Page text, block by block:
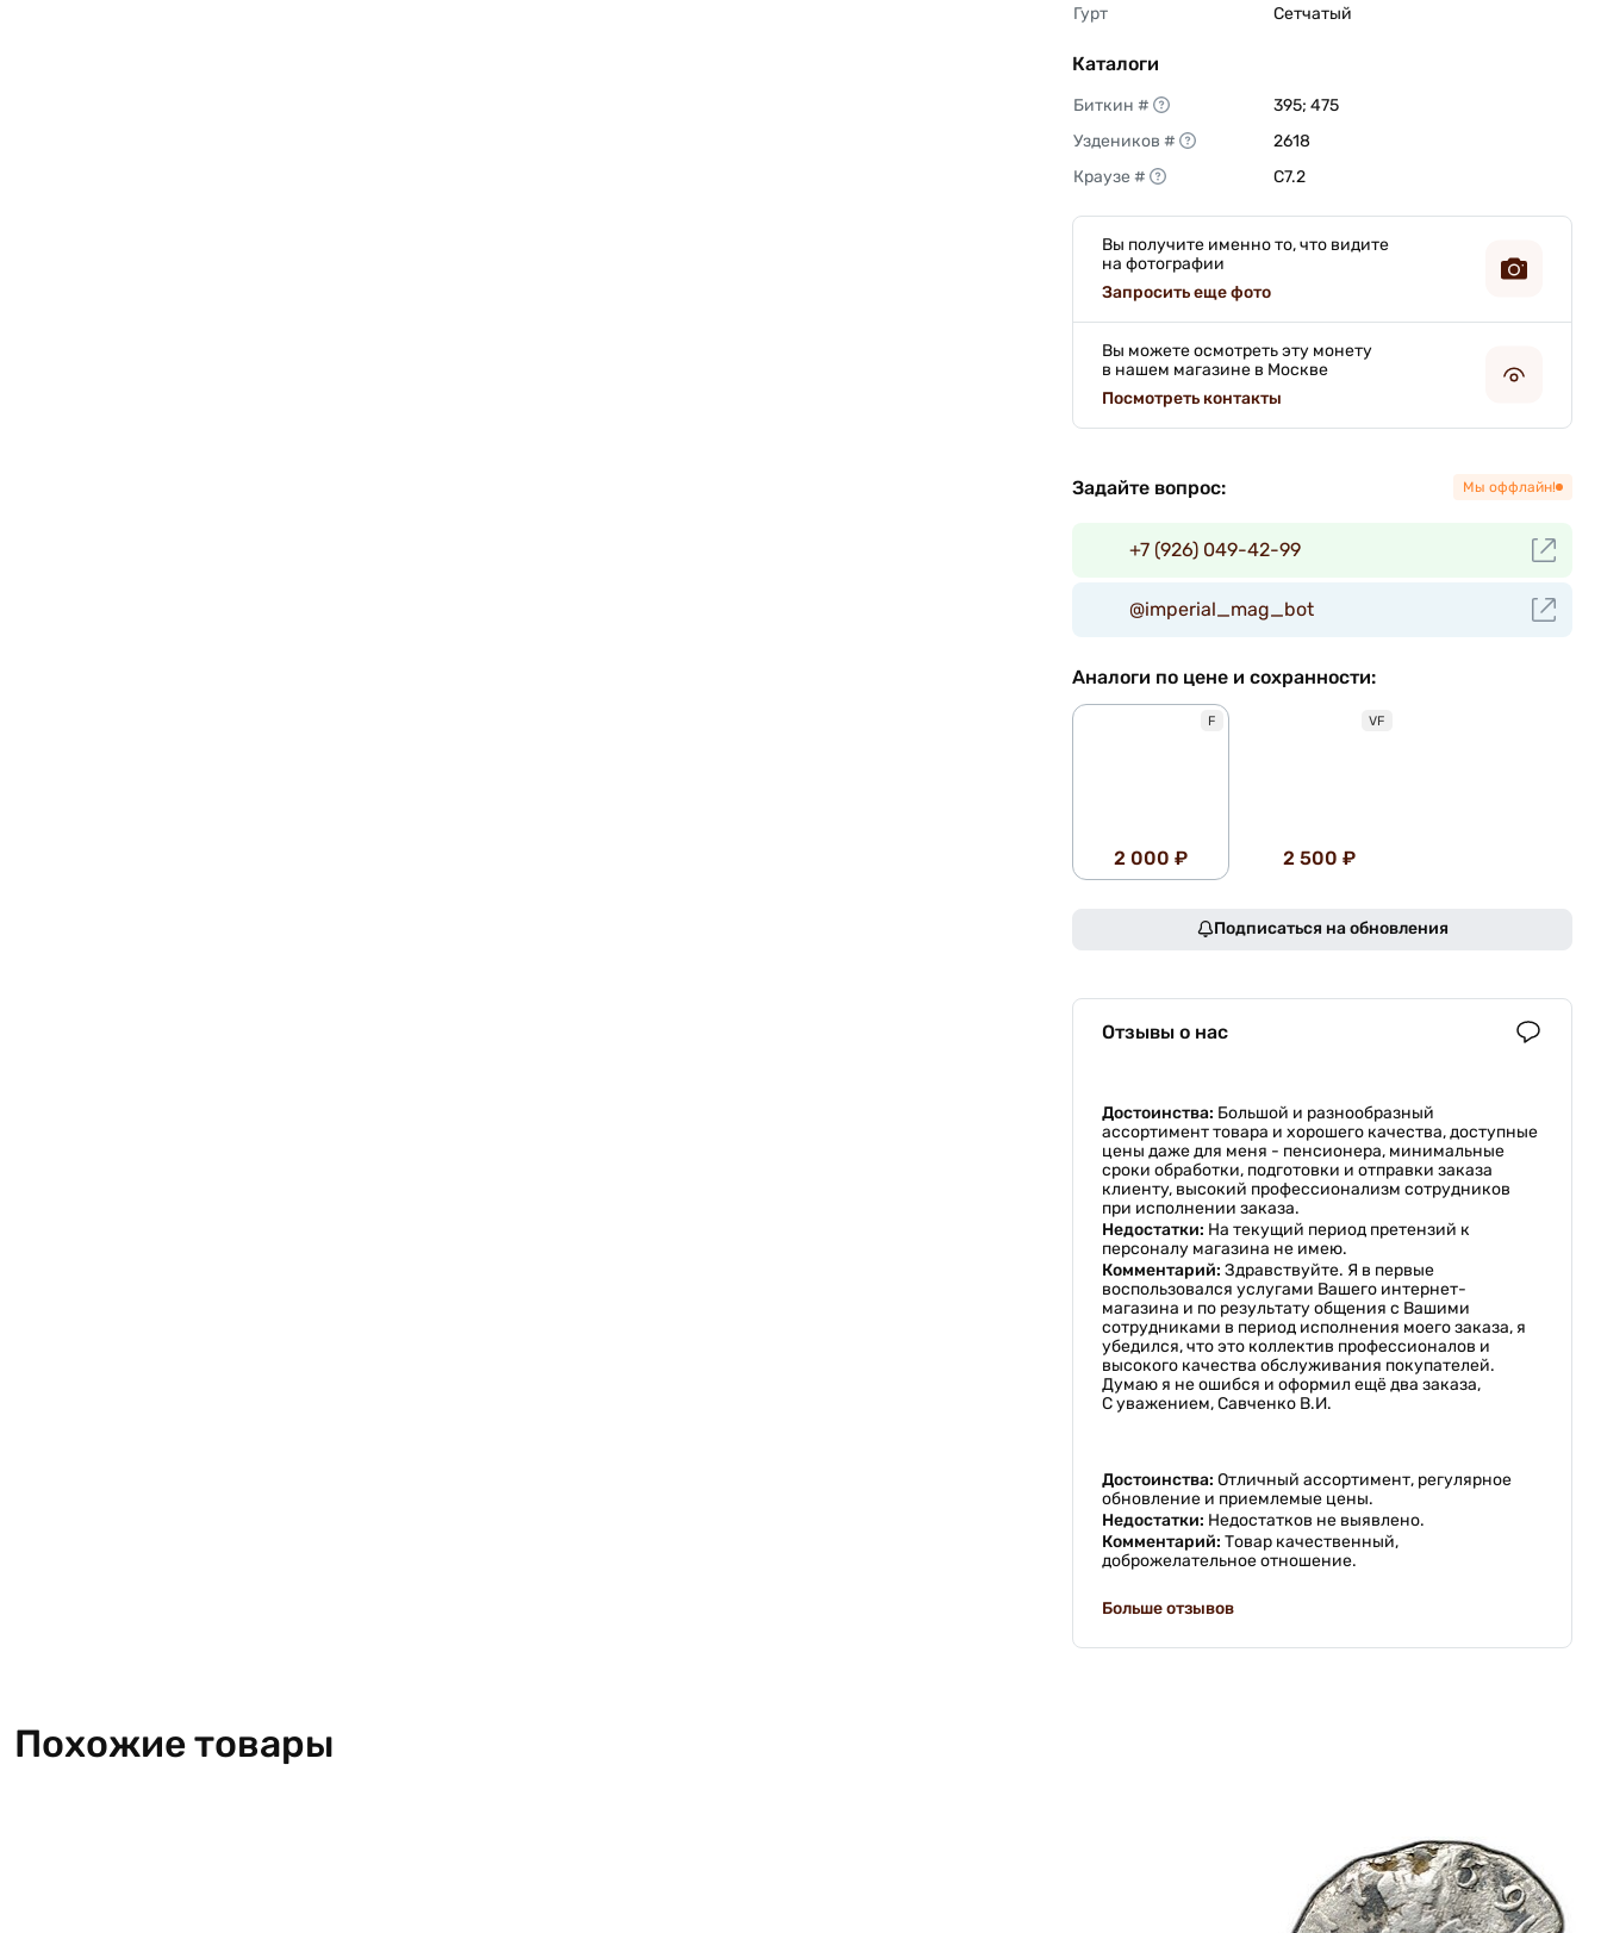
Гурт Сетчатый
Каталоги
Биткин #
395; 475
Уздеников #
2618
Краузе #
C7.2
Вы получите именно то, что видите
на фотографии
Запросить еще фото
Вы можете осмотреть эту монету
в нашем магазине в Москве
Посмотреть контакты
Задайте вопрос: Мы оффлайн!
+7 (926) 049-42-99
@imperial_mag_bot
Аналоги по цене и сохранности:
F
2 000 ₽
VF
2 500 ₽
Подписаться на обновления
Отзывы о нас
Достоинства: Большой и разнообразный
ассортимент товара и хорошего качества, доступные
цены даже для меня - пенсионера, минимальные
сроки обработки, подготовки и отправки заказа
клиенту, высокий профессионализм сотрудников
при исполнении заказа.
Недостатки: На текущий период претензий к
персоналу магазина не имею.
Комментарий: Здравствуйте. Я в первые
воспользовался услугами Вашего интернет-
магазина и по результату общения с Вашими
сотрудниками в период исполнения моего заказа, я
убедился, что это коллектив профессионалов и
высокого качества обслуживания покупателей.
Думаю я не ошибся и оформил ещё два заказа,
С уважением, Савченко В.И.
Достоинства: Отличный ассортимент, регулярное
обновление и приемлемые цены.
Недостатки: Недостатков не выявлено.
Комментарий: Товар качественный,
доброжелательное отношение.
Больше отзывов
Похожие товары